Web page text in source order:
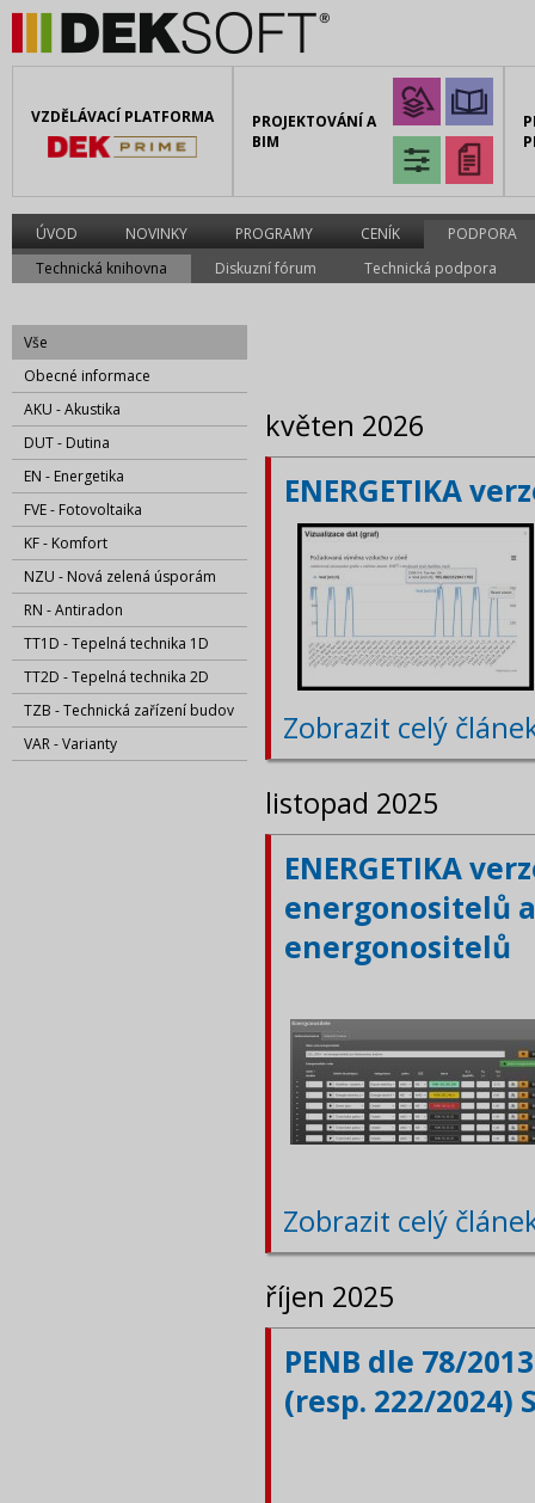
VZDĚLÁVACÍ PLATFORMA
PROJEKTOVÁNÍ A
BIM
ÚVOD NOVINKY PROGRAMY CENÍK
PODPORA
Technická knihovna
Diskuzní fórum Technická podpora
Vše
Obecné informace
AKU - Akustika
DUT - Dutina
EN - Energetika
FVE - Fotovoltaika
KF - Komfort
NZU - Nová zelená úsporám
RN - Antiradon
TT1D - Tepelná technika 1D
TT2D - Tepelná technika 2D
TZB - Technická zařízení budov
VAR - Varianty
květen 2026
ENERGETIKA
Zobrazit celý
listopad 2025
ENERGETIKA
energonositelů
energonositelů
Zobrazit celý
říjen 2025
PENB dle 78/
(resp. 222/2024)